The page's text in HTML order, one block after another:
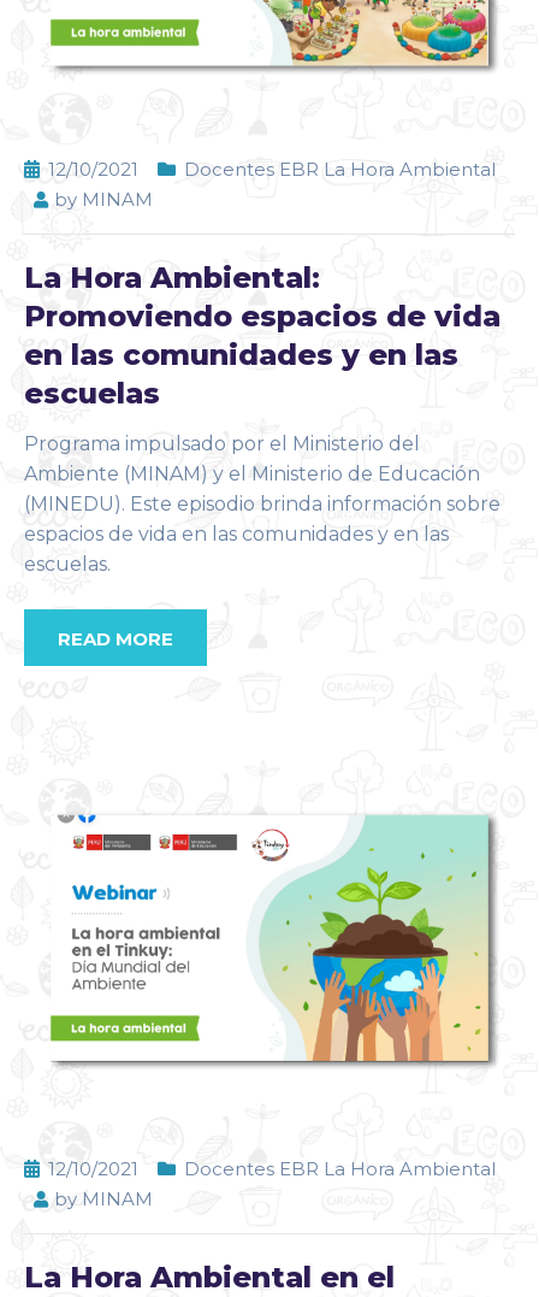
12/10/2021
Docentes EBR La Hora Ambiental
by MINAM
La Hora Ambiental:
Promoviendo espacios de vida
en las comunidades y en las
escuelas
Programa impulsado por el Ministerio del
Ambiente (MINAM) y el Ministerio de Educación
(MINEDU). Este episodio brinda información sobre
espacios de vida en las comunidades y en las
escuelas.
READ MORE
12/10/2021
Docentes EBR La Hora Ambiental
by MINAM
La Hora Ambiental en el